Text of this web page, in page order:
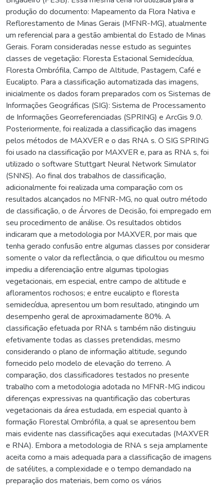
produção do documento: Mapeamento da Flora Nativa e
Reflorestamento de Minas Gerais (MFNR-MG), atualmente
um referencial para a gestão ambiental do Estado de Minas
Gerais. Foram consideradas nesse estudo as seguintes
classes de vegetação: Floresta Estacional Semidecídua,
Floresta Ombrófila, Campo de Altitude, Pastagem, Café e
Eucalipto. Para a classificação automatizada das imagens,
inicialmente os dados foram preparados com os Sistemas de
Informações Geográficas (SIG): Sistema de Processamento
de Informações Georreferenciadas (SPRING) e ArcGis 9.0.
Posteriormente, foi realizada a classificação das imagens
pelos métodos de MAXVER e o das RNA s. O SIG SPRING
foi usado na classificação por MAXVER e, para as RNA s, foi
utilizado o software Stuttgart Neural Network Simulator
(SNNS). Ao final dos trabalhos de classificação,
adicionalmente foi realizada uma comparação com os
resultados alcançados no MFNR-MG, no qual outro método
de classificação, o de Árvores de Decisão, foi empregado em
seu procedimento de análise. Os resultados obtidos
indicaram que a metodologia por MAXVER, por mais que
tenha gerado confusão entre algumas classes por considerar
somente o valor da reflectância, o que dificultou ou mesmo
impediu a diferenciação entre algumas tipologias
vegetacionais, em especial, entre campo de altitude e
afloramentos rochosos; e entre eucalipto e floresta
semidecídua, apresentou um bom resultado, atingindo um
desempenho geral de aproximadamente 80%. A
classificação efetuada por RNA s também não distinguiu
efetivamente todas as classes pretendidas, mesmo
considerando o plano de informação altitude, segundo
fornecido pelo modelo de elevação do terreno. A
comparação, dos classificadores testados no presente
trabalho com a metodologia adotada no MFNR-MG indicou
diferenças expressivas na quantificação das coberturas
vegetacionais da área estudada, em especial quanto à
formação Florestal Ombrófila, a qual se apresentou bem
mais evidente nas classificações aqui executadas (MAXVER
e RNA). Embora a metodologia de RNA s seja amplamente
aceita como a mais adequada para a classificação de imagens
de satélites, a complexidade e o tempo demandado na
preparação dos materiais, bem como os vários